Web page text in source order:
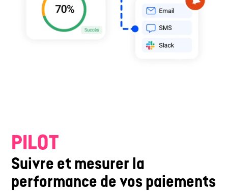
PILOT
Suivre et mesurer la
performance de vos paiements